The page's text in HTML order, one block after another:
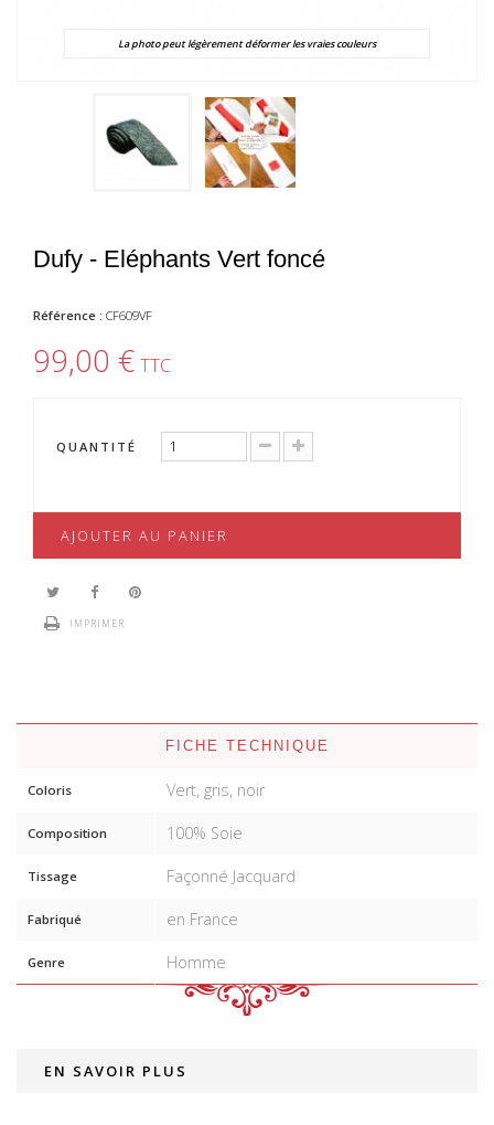
La photo peut légèrement déformer les vraies couleurs
Dufy - Eléphants Vert foncé
Référence : CF609VF
99,00 € TTC
QUANTITÉ
AJOUTER AU PANIER
IMPRIMER
FICHE TECHNIQUE
Coloris Vert, gris, noir
Composition 100% Soie
Tissage Façonné Jacquard
Fabriqué en France
Genre Homme
EN SAVOIR PLUS